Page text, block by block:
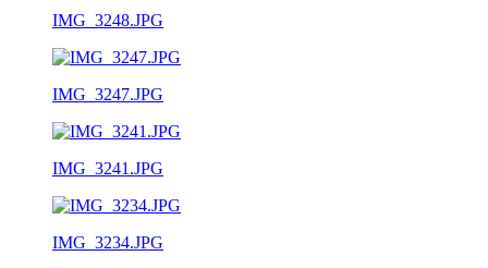
IMG_3248.JPG
IMG_3247.JPG
IMG_3241.JPG
IMG_3234.JPG